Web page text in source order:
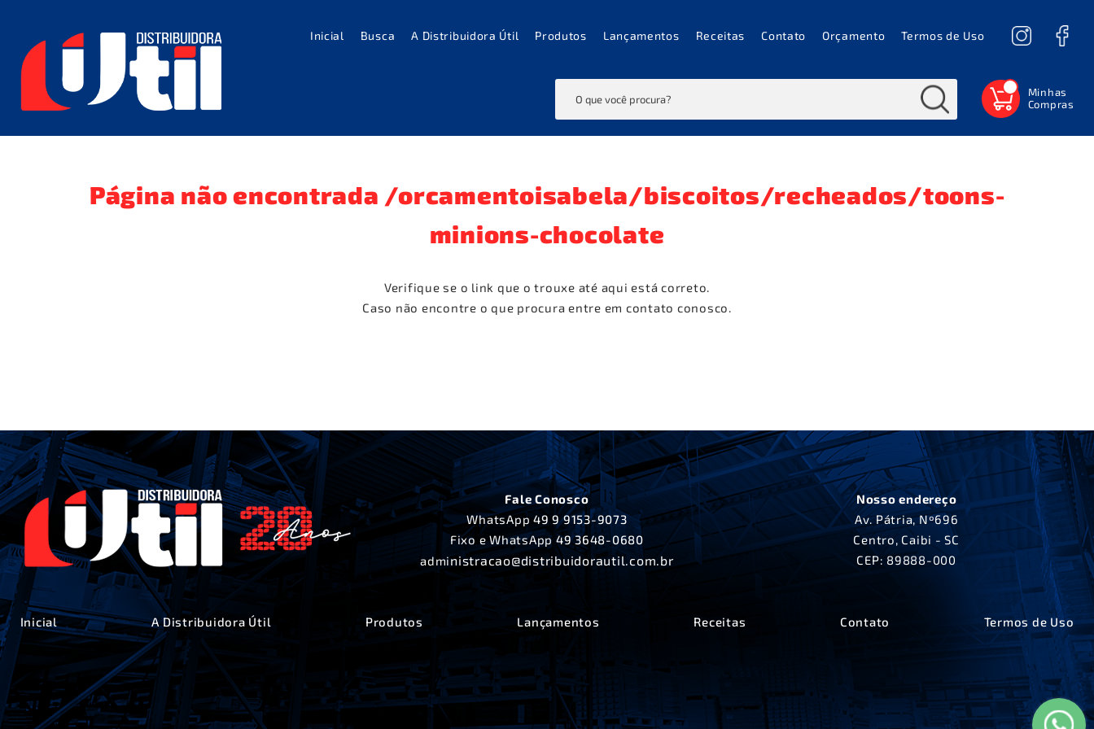
Inicial Busca A Distribuidora Útil Produtos Lançamentos Receitas Contato Orçamento Termos de Uso
Página não encontrada /orcamentoisabela/biscoitos/recheados/toons-
minions-chocolate
Verifique se o link que o trouxe até aqui está correto.
Caso não encontre o que procura entre em contato conosco.
Fale Conosco
WhatsApp49 9 9153-9073
Fixo e WhatsApp49 3648-0680
administracao@distribuidorautil.com.br
Nosso endereço
Av. Pátria, Nº696
Centro, Caibi - SC
CEP: 89888-000
Inicial A Distribuidora Útil Produtos Lançamentos Receitas Contato Termos de Uso